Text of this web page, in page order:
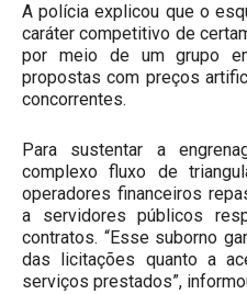
A polícia explicou que o
caráter competitivo de
por meio de um grupo
propostas com preços
concorrentes.
Para sustentar a
complexo fluxo de
operadores financeiros
a servidores públicos
contratos. “Esse suborno
das licitações quanto a
serviços prestados”,